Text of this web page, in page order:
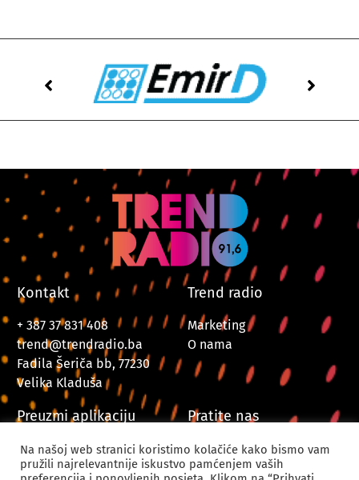
Kontakt
+ 387 37 831 408
trend@trendradio.ba
Fadila Šeriča bb, 77230
Velika Kladuša
Trend radio
Marketing
O nama
Preuzmi aplikaciju Pratite nas
Na našoj web stranici koristimo kolačiće kako bismo vam
pružili najrelevantnije iskustvo pamćenjem vaših